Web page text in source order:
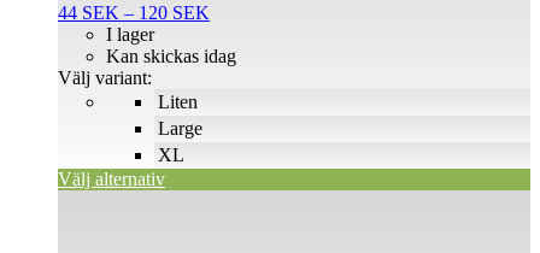
44 SEK – 120 SEK
till
Liten
Large
XL
I lager
Kan skickas idag
Välj variant:
Välj alternativ
varianter.
olika
alternativen
produktsidan